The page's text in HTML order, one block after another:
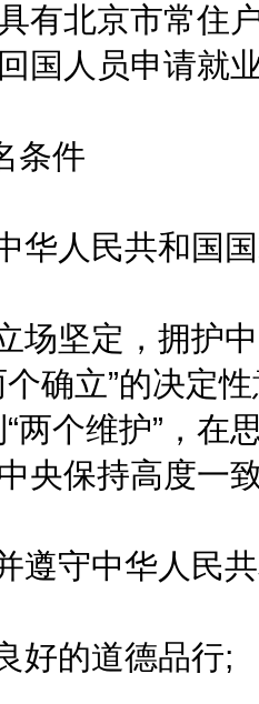
有北京市常住
国人员申请就
件
人民共和国
坚定，拥护中
确立”的决定
“两个维护”，
央保持高度一
守中华人民共
的道德品行;